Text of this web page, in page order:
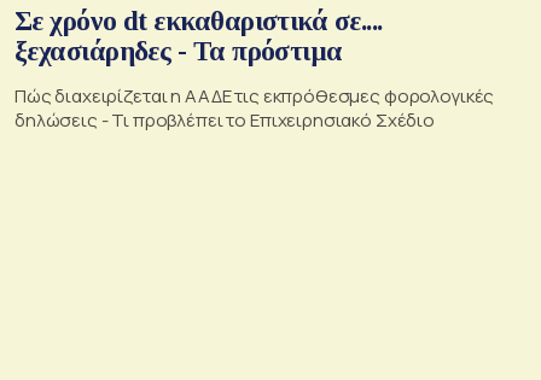
Σε χρόνο dt εκκαθαριστικά σε....
ξεχασιάρηδες - Τα πρόστιμα
Πώς διαχειρίζεται η ΑΑΔΕ τις εκπρόθεσμες φορολογικές
δηλώσεις - Τι προβλέπει το Επιχειρησιακό Σχέδιο